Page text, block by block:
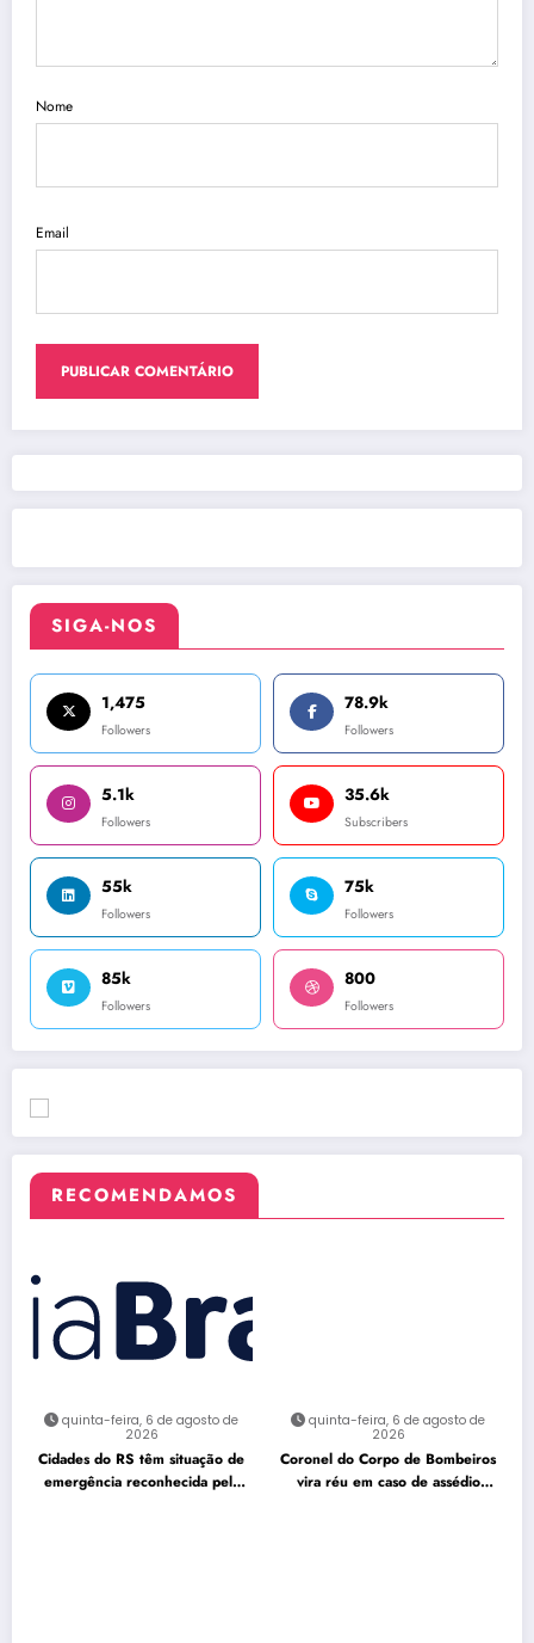
SIGA-NOS
1,475
Followers
78.9k
Followers
5.1k
Followers
35.6k
Subscribers
55k
Followers
75k
Followers
85k
Followers
800
Followers
RECOMENDAMOS
quinta-feira, 6 de agosto de
2026
Cidades do RS têm situação de
emergência reconhecida pela
quinta-feira, 6 de agosto de
2026
Coronel do Corpo de Bombeiros
vira réu em caso de assédio
Nome
Email